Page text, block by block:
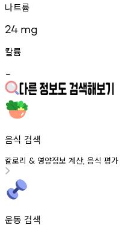
나트륨
24 mg
칼륨
-
음식 검색
칼로리 & 영양정보 계산, 음식 평가
운동 검색